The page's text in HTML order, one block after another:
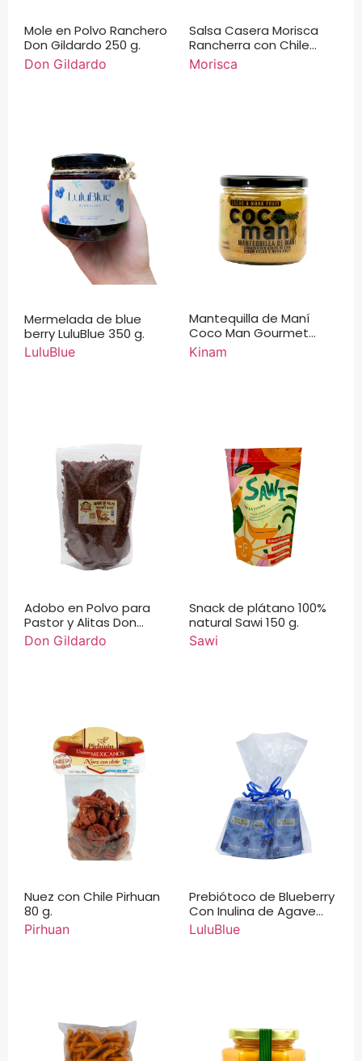
Mole en Polvo Ranchero
Don Gildardo 250 g.
Don Gildardo
Salsa Casera Morisca
Rancherra con Chile
Serrano 500 g.
Morisca
Mermelada de blue
berry LuluBlue 350 g.
LuluBlue
Mantequilla de Maní
Coco Man Gourmet
Kinam
Kinam
Adobo en Polvo para
Pastor y Alitas Don
Gildardo 1 kg.
Don Gildardo
Snack de plátano 100%
natural Sawi 150 g.
Sawi
Nuez con Chile Pirhuan
80 g.
Pirhuan
Prebiótoco de Blueberry
Con Inulina de Agave
LuluBlue 5 g.
LuluBlue